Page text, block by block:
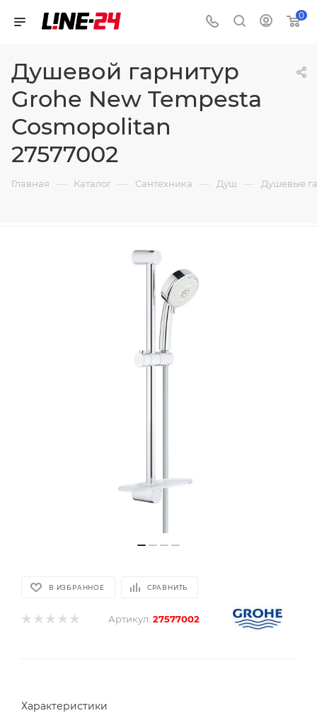
0
Душевой гарнитур
Grohe New Tempesta
Cosmopolitan
27577002
Главная — Каталог — Сантехника — Душ — Душевые
В ИЗБРАННОЕ СРАВНИТЬ
Артикул: 27577002
Характеристики